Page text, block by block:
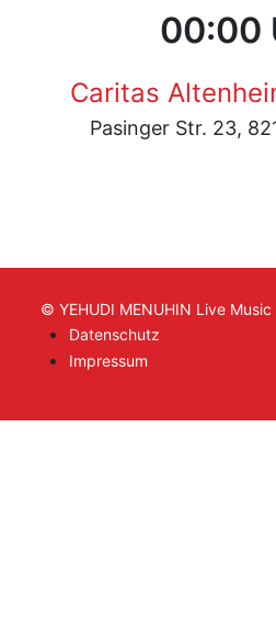
00:00
Caritas
Pasinger Str. 23,
© YEHUDI MENUHIN Live
Datenschutz
Impressum